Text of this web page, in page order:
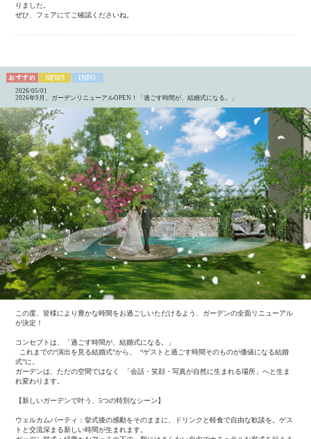
りました。
ぜひ、フェアにてご確認くださいね。
2026/05/01
2026年9月、ガーデンリニューアルOPEN！「過ごす時間が、結婚式になる。」
この度、皆様により豊かな時間をお過ごしいただけるよう、ガーデンの全面リニューアル
が決定！
コンセプトは、「過ごす時間が、結婚式になる。」
これまでの“演出を見る結婚式”から、 “ゲストと過ごす時間そのものが価値になる結婚
式”に。
ガーデンは、ただの空間ではなく 「会話・笑顔・写真が自然に生まれる場所」へと生ま
れ変わります。
【新しいガーデンで叶う、5つの特別なシーン】
ウェルカムパーティ：挙式後の感動をそのままに、ドリンクと軽食で自由な歓談を。ゲス
トと交流深まる新しい時間が生まれます。